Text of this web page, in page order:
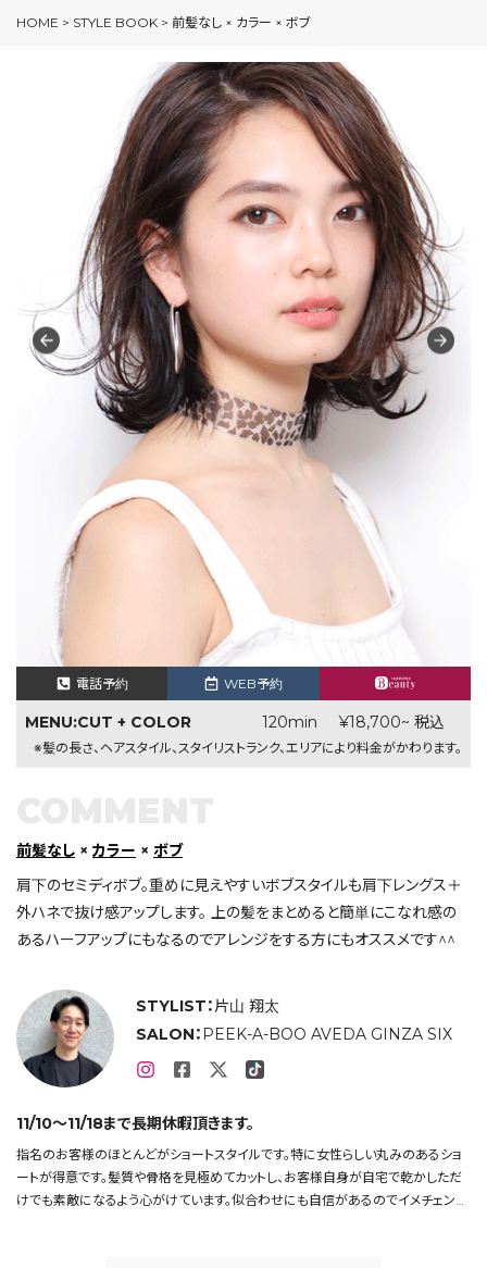
HOME > STYLE BOOK > 前髪なし × カラー × ボブ
電話予約 WEB予約
MENU:CUT + COLOR 120min ¥18,700~ 税込
※髪の長さ、ヘアスタイル、スタイリストランク、エリアにより料金がかわります。
STYLIST：片山 翔太
SALON： PEEK-A-BOO AVEDA GINZA SIX
11/10〜11/18まで長期休暇頂きます。
指名のお客様のほとんどがショートスタイルです。特に女性らしい丸みのあるショ
ートが得意です。髪質や骨格を見極めてカットし、お客様自身が自宅で乾かしただ
けでも素敵になるよう心がけています。似合わせにも自信があるのでイメチェンや
前髪なし × カラー × ボブ
肩下のセミディボブ。重めに見えやすいボブスタイルも肩下レングス＋
外ハネで抜け感アップします。 上の髪をまとめると簡単にこなれ感の
あるハーフアップにもなるのでアレンジをする方にもオススメです^^